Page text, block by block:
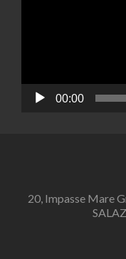
00:00
20, Impasse Mare